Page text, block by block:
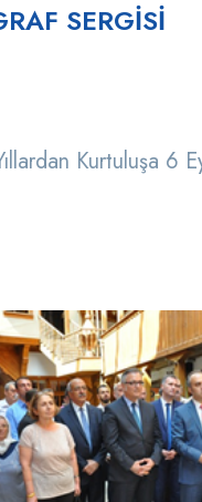
SERGİSİ
Kurtuluşa 6